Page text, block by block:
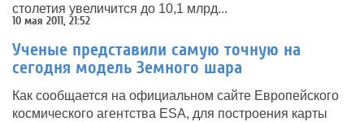
столетия увеличится до 10,1 млрд...
10 мая 2011, 21:52
Ученые представили самую точную на
сегодня модель Земного шара
Как сообщается на официальном сайте Европейского
космического агентства ESA, для построения карты